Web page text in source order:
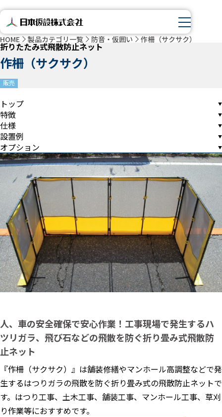
HOME 製品カテゴリ一覧 防音・仮囲い 作柵（サクサク）
折りたたみ式飛散防止ネット
作柵（サクサク）
販売
トップ
特徴
仕様
設置例
オプション
人、車の安全確保で安心作業！工事現場で発生するハ
ツリガラ、飛び石などの飛散を防ぐ折り畳み式飛散防
止ネット
『作柵（サクサク）』は舗装修繕やマンホール高調整などで発
生するはつりガラの飛散を防ぐ折り畳み式の飛散防止ネットで
す。はつり工事、土木工事、舗装工事、マンホール工事、草刈
り作業等におすすめです。